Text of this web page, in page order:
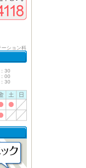
ーション科
30
00
30